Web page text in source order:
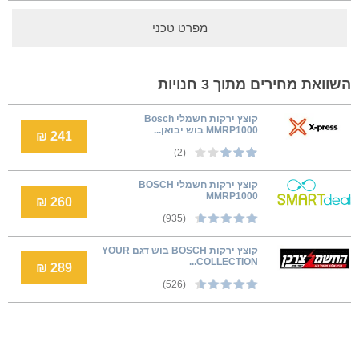
מפרט טכני
השוואת מחירים מתוך 3 חנויות
‏קוצץ ירקות חשמלי Bosch
MMRP1000 בוש יבואן...
(2)
241 ₪
קוצץ ירקות חשמלי BOSCH
MMRP1000
(935)
260 ₪
קוצץ ירקות BOSCH בוש דגם YOUR
COLLECTION...
(526)
289 ₪